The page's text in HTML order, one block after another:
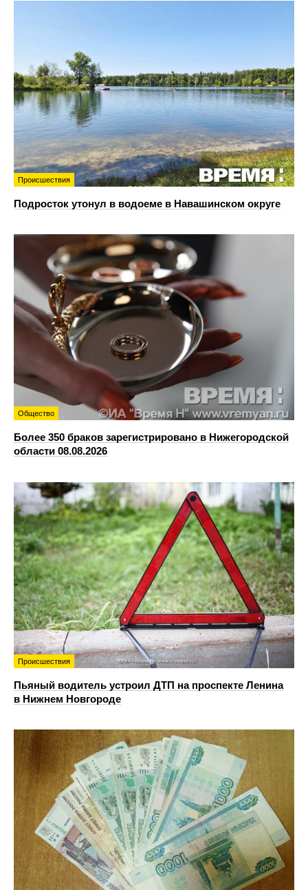
Происшествия
Подросток утонул в водоеме в Навашинском округе
Общество
Более 350 браков зарегистрировано в Нижегородской
области 08.08.2026
Происшествия
Пьяный водитель устроил ДТП на проспекте Ленина
в Нижнем Новгороде